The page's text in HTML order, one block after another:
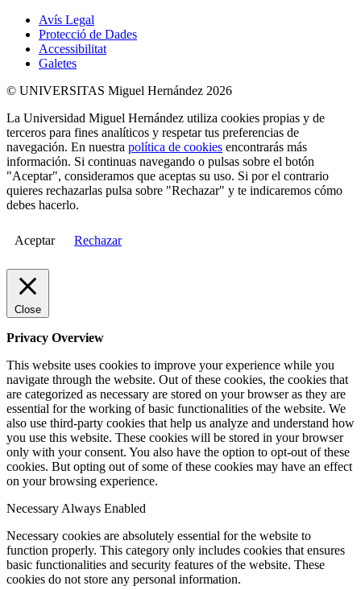
Avís Legal
Protecció de Dades
Accessibilitat
Galetes
© UNIVERSITAS Miguel Hernández 2026
La Universidad Miguel Hernández utiliza cookies propias y de
terceros para fines analíticos y respetar tus preferencias de
navegación. En nuestra política de cookies encontrarás más
información. Si continuas navegando o pulsas sobre el botón
"Aceptar", consideramos que aceptas su uso. Si por el contrario
quieres rechazarlas pulsa sobre "Rechazar" y te indicaremos cómo
debes hacerlo.
Aceptar Rechazar
Close
Privacy Overview
This website uses cookies to improve your experience while you
navigate through the website. Out of these cookies, the cookies that
are categorized as necessary are stored on your browser as they are
essential for the working of basic functionalities of the website. We
also use third-party cookies that help us analyze and understand how
you use this website. These cookies will be stored in your browser
only with your consent. You also have the option to opt-out of these
cookies. But opting out of some of these cookies may have an effect
on your browsing experience.
Necessary Always Enabled
Necessary cookies are absolutely essential for the website to
function properly. This category only includes cookies that ensures
basic functionalities and security features of the website. These
cookies do not store any personal information.